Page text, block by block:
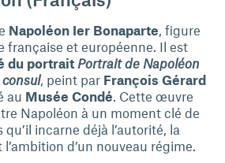
Napoléon Ier Bonaparte, figure
française et européenne. Il est
du portrait Portrait de Napoléon
, peint par François Gérard
au Musée Condé. Cette œuvre
Napoléon à un moment clé de
incarne déjà l’autorité, la
d’un nouveau régime.